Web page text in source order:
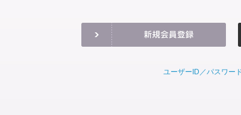
ユーザーID／パスワー